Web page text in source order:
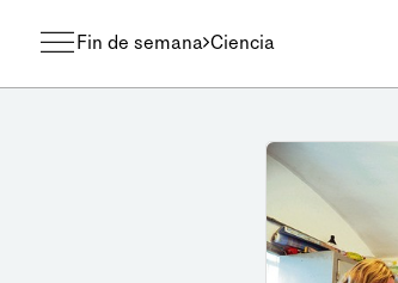
Fin de semana Ciencia